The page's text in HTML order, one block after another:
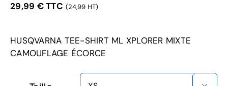
29,99 €TTC (24,99 HT)
HUSQVARNA TEE-SHIRT ML XPLORER MIXTE
CAMOUFLAGE ÉCORCE